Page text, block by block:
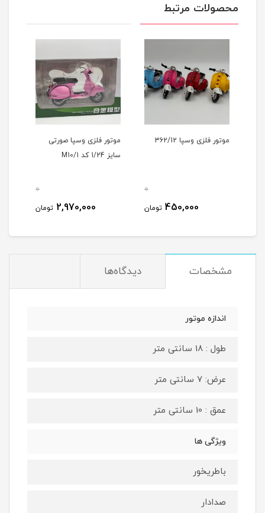
محصولات مرتبط
موتور فلزی وسپا 362/12
0
450,000 تومان
موتور فلزی وسپا صورتی
سایز 1/24 کد M10/1
0
2,970,000 تومان
مشخصات دیدگاه‌ها
اندازه موتور
طول : 18 سانتی متر
عرض: 7 سانتی متر
عمق : 10 سانتی متر
ویژگی ها
باطریخور
صدادار